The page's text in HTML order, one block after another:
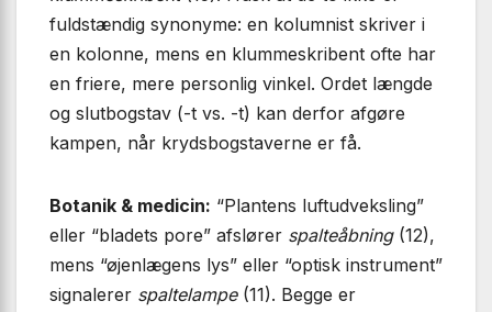
fuldstændig synonyme: en kolumnist skriver i
en kolonne, mens en klummeskribent ofte har
en friere, mere personlig vinkel. Ordet længde
og slutbogstav (-t vs. -t) kan derfor afgøre
kampen, når krydsbogstaverne er få.
Botanik & medicin: “Plantens luftudveksling”
eller “bladets pore” afslører spalteåbning(12),
mens “øjenlægens lys” eller “optisk instrument”
signalerer spaltelampe(11). Begge er